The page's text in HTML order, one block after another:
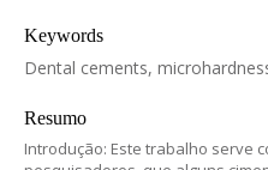
Keywords
Dental cements,
Resumo
Introdução: Este trabalho serve